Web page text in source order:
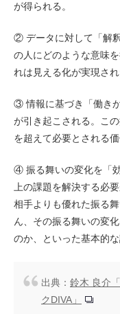
が得られる。
② データに対して「解
の人にどのような意味
れは見える化が実現され
③ 情報に基づき「働き
が引き起こされる。こ
を超えて必要とされる価
④ 振る舞いの変化を「
上の課題を解決する必
相手よりも優れた振る
ん、その振る舞いの変
のか、といった基本的
出典： 鈴木 良介
クDIVA」